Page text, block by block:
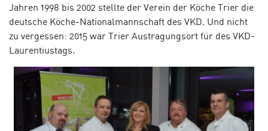
Jahren 1998 bis 2002 stellte der Verein der Köche Trier die
deutsche Köche-Nationalmannschaft des VKD. Und nicht
zu vergessen: 2015 war Trier Austragungsort für des VKD-
Laurentiustags.